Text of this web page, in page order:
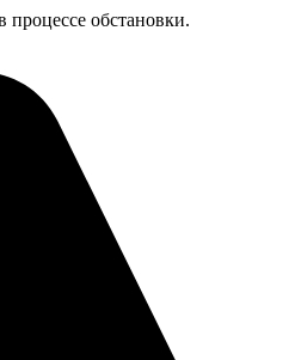
обстановки.